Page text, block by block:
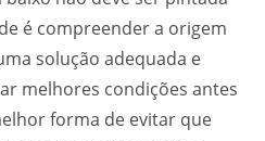
é compreender a origem
solução adequada e
melhores condições antes
forma de evitar que